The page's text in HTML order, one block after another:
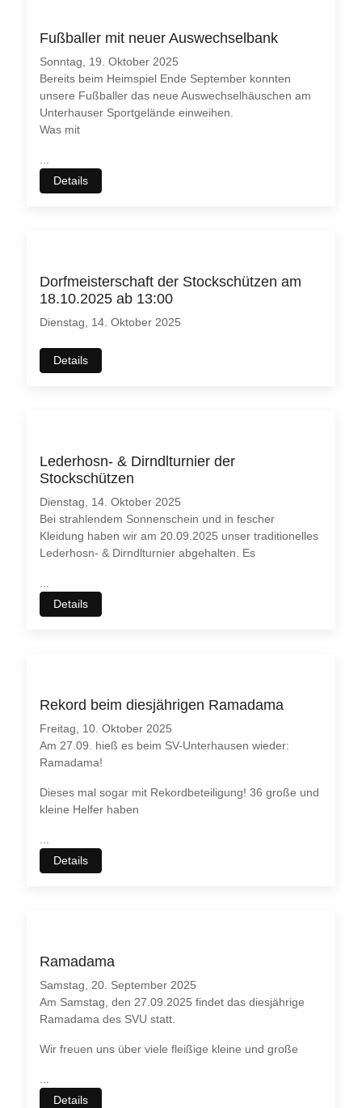
Fußballer mit neuer Auswechselbank
Sonntag, 19. Oktober 2025
Bereits beim Heimspiel Ende September konnten
unsere Fußballer das neue Auswechselhäuschen am
Unterhauser Sportgelände einweihen.
Was mit
Details
Dorfmeisterschaft der Stockschützen am
18.10.2025 ab 13:00
Dienstag, 14. Oktober 2025
Details
Lederhosn- & Dirndlturnier der
Stockschützen
Dienstag, 14. Oktober 2025
Bei strahlendem Sonnenschein und in fescher
Kleidung haben wir am 20.09.2025 unser traditionelles
Lederhosn- & Dirndlturnier abgehalten. Es
Details
Rekord beim diesjährigen Ramadama
Freitag, 10. Oktober 2025
Am 27.09. hieß es beim SV-Unterhausen wieder:
Ramadama!
Dieses mal sogar mit Rekordbeteiligung! 36 große und
kleine Helfer haben
Details
Ramadama
Samstag, 20. September 2025
Am Samstag, den 27.09.2025 findet das diesjährige
Ramadama des SVU statt.
Wir freuen uns über viele fleißige kleine und große
Details